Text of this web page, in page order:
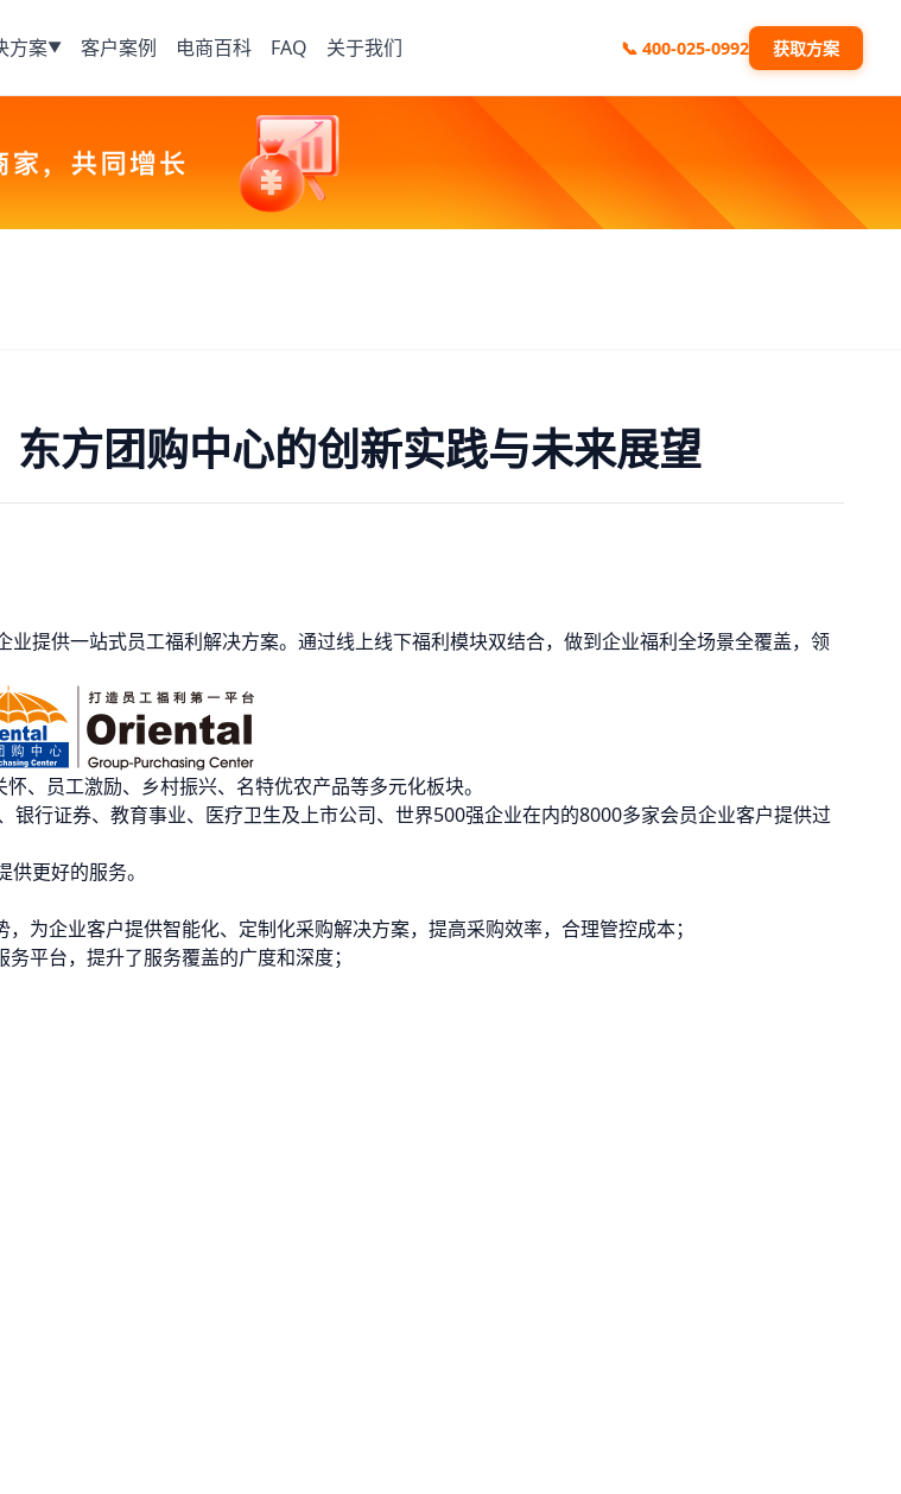
方案▼ 客户案例 电商百科 FAQ 关于我们 📞 400-025-0992 获取方案
方团购中心的创新实践与未来展望
提供一站式员工福利解决方案。通过线上线下福利模块双结合，做到企业福利全场景全覆盖，领
、员工激励、乡村振兴、名特优农产品等多元化板块。
行证券、教育事业、医疗卫生及上市公司、世界500强企业在内的8000多家会员企业客户提供过
更好的服务。
为企业客户提供智能化、定制化采购解决方案，提高采购效率，合理管控成本；
平台，提升了服务覆盖的广度和深度；